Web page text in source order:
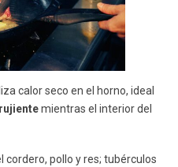
calor seco en el horno, ideal
mientras el interior del
cordero, pollo y res; tubérculos